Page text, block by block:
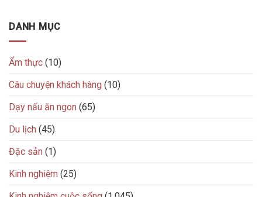
DANH MỤC
Ẩm thực (10)
Câu chuyện khách hàng (10)
Dạy nấu ăn ngon (65)
Du lịch (45)
Đặc sản (1)
Kinh nghiệm (25)